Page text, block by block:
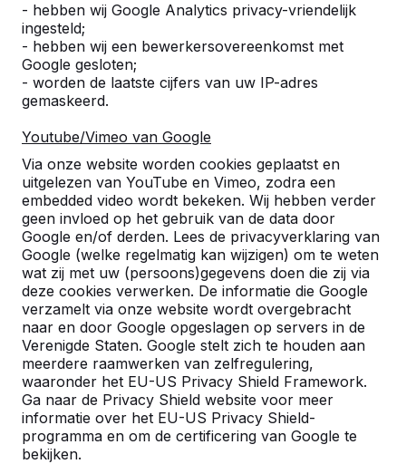
- hebben wij Google Analytics privacy-vriendelijk
ingesteld;
- hebben wij een bewerkersovereenkomst met
Google gesloten;
- worden de laatste cijfers van uw IP-adres
gemaskeerd.
Youtube/Vimeo van Google
Via onze website worden cookies geplaatst en
uitgelezen van YouTube en Vimeo, zodra een
embedded video wordt bekeken. Wij hebben verder
geen invloed op het gebruik van de data door
Google en/of derden. Lees de privacyverklaring van
Google (welke regelmatig kan wijzigen) om te weten
wat zij met uw (persoons)gegevens doen die zij via
deze cookies verwerken. De informatie die Google
verzamelt via onze website wordt overgebracht
naar en door Google opgeslagen op servers in de
Verenigde Staten. Google stelt zich te houden aan
meerdere raamwerken van zelfregulering,
waaronder het EU-US Privacy Shield Framework.
Ga naar de Privacy Shield website voor meer
informatie over het EU-US Privacy Shield-
programma en om de certificering van Google te
bekijken.
Hoeveel ruimte heb ik nodig om de
pingpongtafel optimaal te kunnen
gebruiken?
kan dat?
Moet de betonnen tafel waterpas
staan?
Zit er garantie op onze producten?
Kan er ook reclame op julle producten
worden aangebracht?
Is het beslist nodig dat er een
verharde ondergrond onder de tafel
ligt in verband met verzakken?